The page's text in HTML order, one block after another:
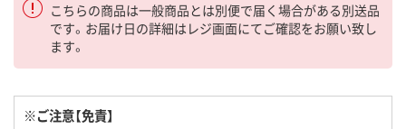
こちらの商品は一般商品とは別便で届く場合がある別送品
です。お届け日の詳細はレジ画面にてご確認をお願い致し
ます。
※ご注意【免責】